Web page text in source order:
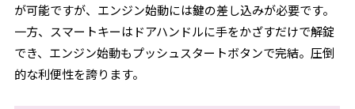
が可能ですが、エンジン始動には鍵の差し込みが必要です。
一方、スマートキーはドアハンドルに手をかざすだけで解錠
でき、エンジン始動もプッシュスタートボタンで完結。圧倒
的な利便性を誇ります。